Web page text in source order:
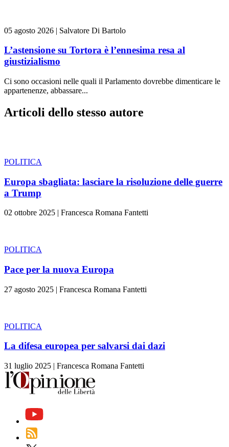
05 agosto 2026 | Salvatore Di Bartolo
L’astensione su Tortora è l’ennesima resa al
giustizialismo
Ci sono occasioni nelle quali il Parlamento dovrebbe dimenticare le
appartenenze, abbassare...
Articoli dello stesso autore
POLITICA
Europa sbagliata: lasciare la risoluzione delle guerre
a Trump
02 ottobre 2025 | Francesca Romana Fantetti
POLITICA
Pace per la nuova Europa
27 agosto 2025 | Francesca Romana Fantetti
POLITICA
La difesa europea per salvarsi dai dazi
31 luglio 2025 | Francesca Romana Fantetti